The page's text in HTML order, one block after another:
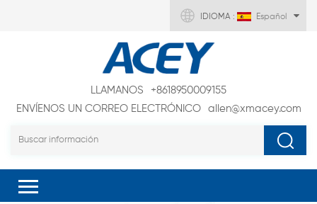
IDIOMA : Español
LLAMANOS
+8618950009155
ENVÍENOS UN CORREO ELECTRÓNICO
allen@xmacey.com